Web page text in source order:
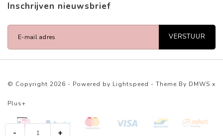
- +
Inschrijven nieuwsbrief
VERSTUUR
© Copyright 2026 - Powered by Lightspeed - Theme By DMWS x
Plus+